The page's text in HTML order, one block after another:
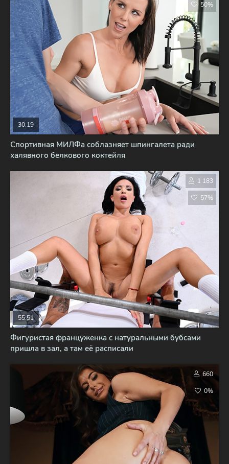
Спортивная МИЛФа соблазняет шпингалета ради
халявного белкового коктейля
30:19
50%
Фигуристая француженка с натуральными бубсами
пришла в зал, а там её расписали
55:51
1 183
57%
660
0%